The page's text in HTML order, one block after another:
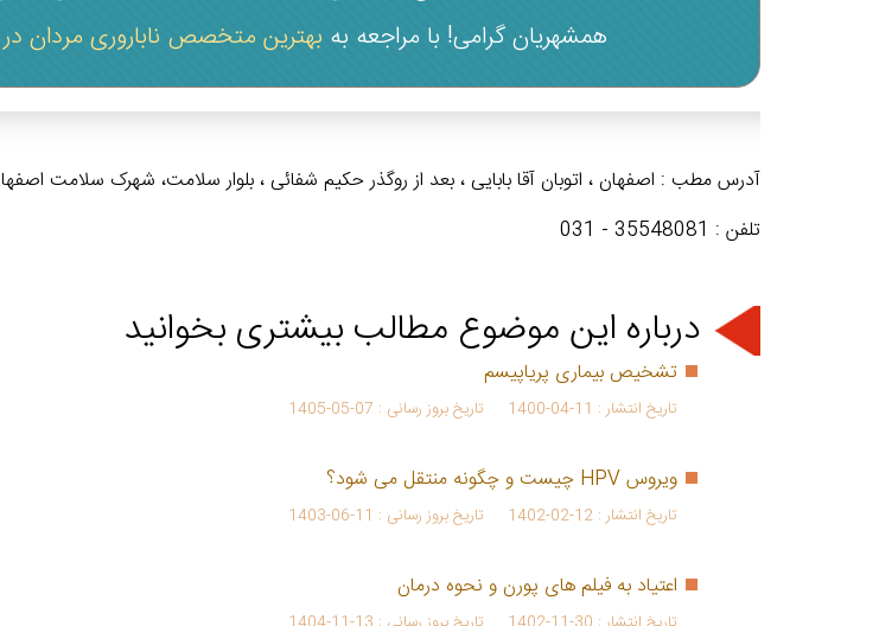
همشهریان گرامی! با مراجعه به بهترین متخصص ناباروری مردان
آدرس مطب : اصفهان ، اتوبان آقا بابایی ، بعد از روگذر حکیم شفائی ، بلوار سلامت، شهرک سلامت
تلفن : 35548081 - 031
درباره این موضوع مطالب بیشتری بخوانید
تشخیص بیماری پریاپیسم
تاریخ انتشار : 1400-04-11 تاریخ بروز رسانی : 1405-05-07
ویروس HPV چیست و چگونه منتقل می شود؟
تاریخ انتشار : 1402-02-12 تاریخ بروز رسانی : 1403-06-11
اعتیاد به فیلم های پورن و نحوه درمان